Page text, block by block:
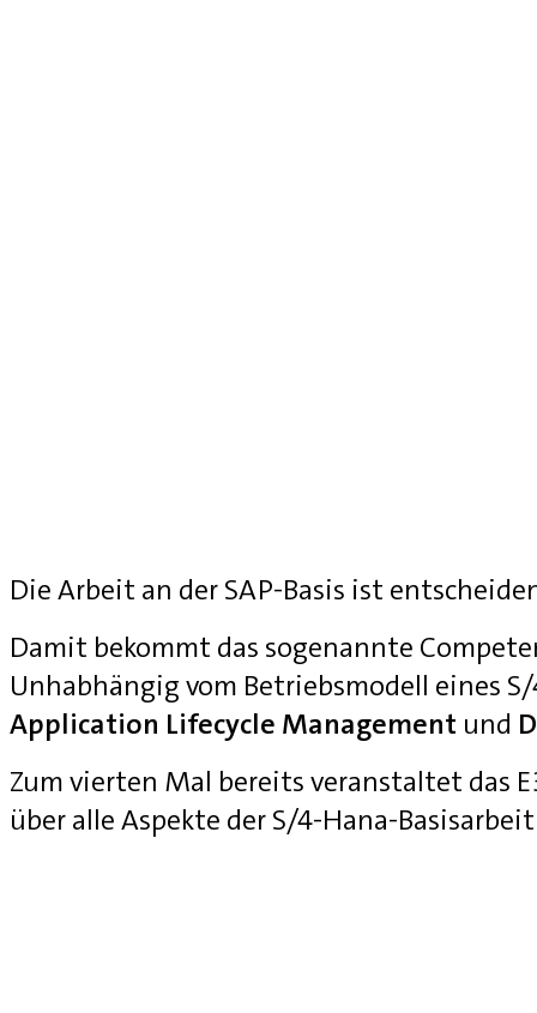
Die Arbeit an der SAP-Basis ist
Damit bekommt das sogenannte
Unhabhängig vom Betriebsmodell eines
Application Lifecycle Management und
Zum vierten Mal bereits veranstaltet das
über alle Aspekte der S/4-Hana-